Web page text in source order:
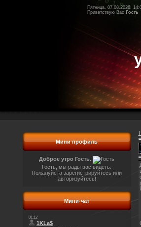
Пятница, 07.08.2026,
Приветствую Вас Гость
Мини профиль
Доброе утро Гость.
Гость, мы рады вас видеть.
Пожалуйста зарегистрируйтесь или
авторизуйтесь!
Мини-чат